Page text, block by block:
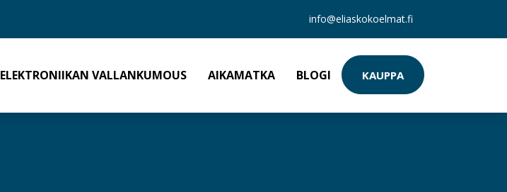
info@eliaskokoelmat.fi
ELEKTRONIIKAN VALLANKUMOUS AIKAMATKA BLOGI KAUPPA